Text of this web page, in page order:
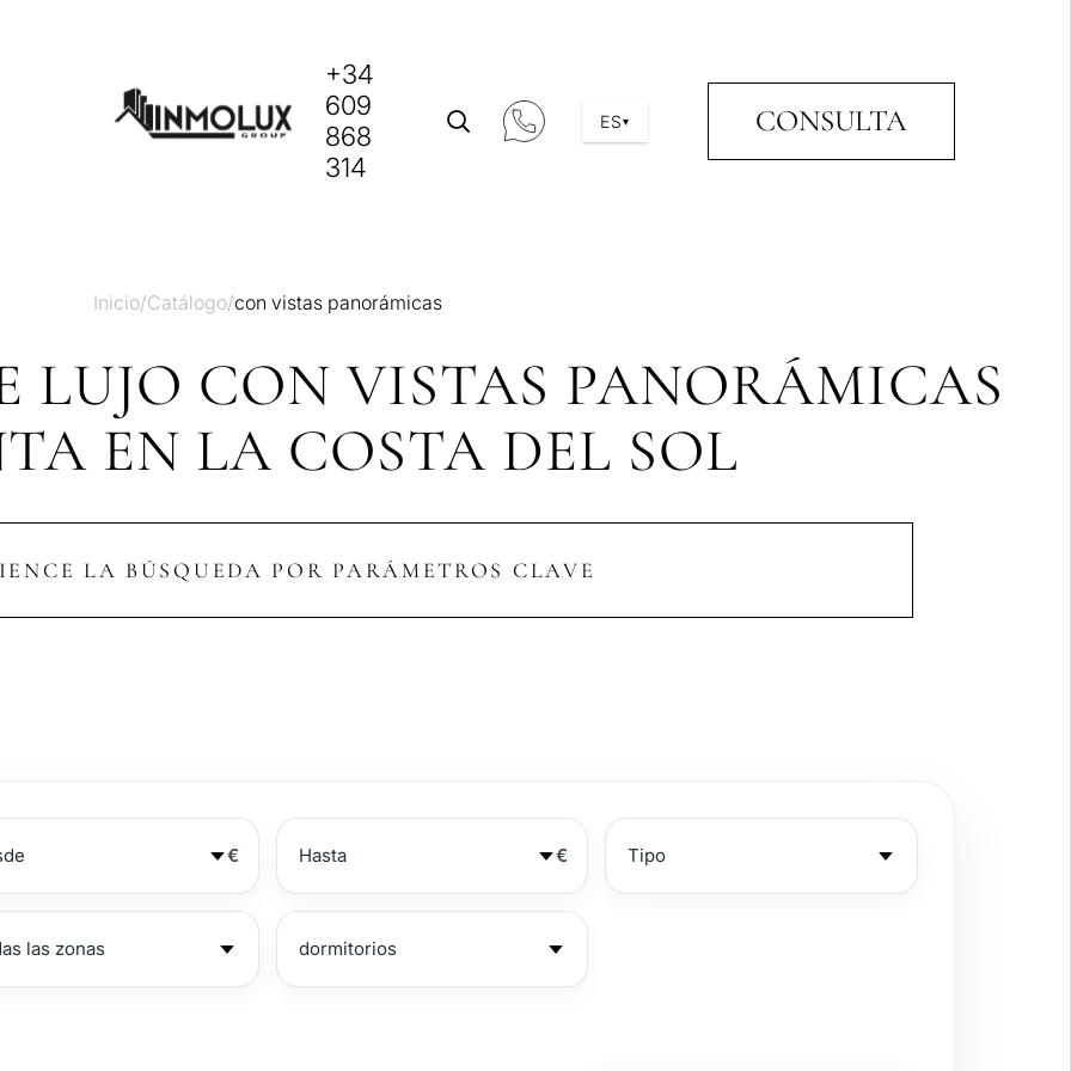
+34
609
868
314
ES▾ CONSULTA
Inicio/Catálogo/con vistas panorámicas
LUJO CON VISTAS PANORÁMICAS
EN LA COSTA DEL SOL
LA BÚSQUEDA POR PARÁMETROS CLAVE
€ €